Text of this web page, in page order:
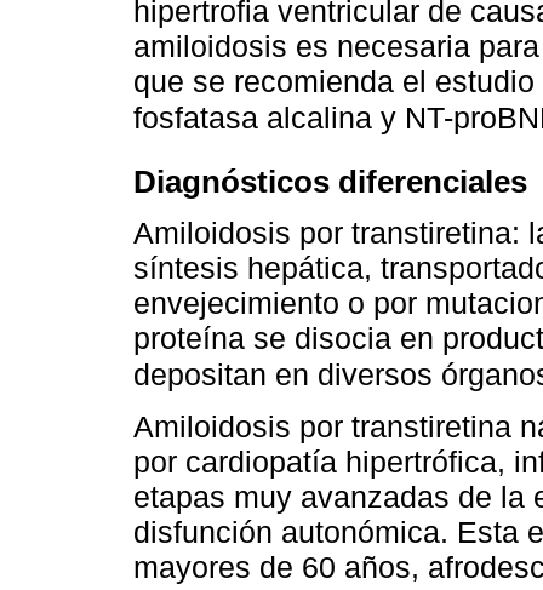
hipertrofia ventricular de
amiloidosis es necesaria
que se recomienda el
fosfatasa alcalina y NT-
Diagnósticos diferenciales
Amiloidosis por transtiretina:
síntesis hepática,
envejecimiento o por
proteína se disocia en
depositan en diversos
Amiloidosis por transtiretina
por cardiopatía hipertrófica,
etapas muy avanzadas de la
disfunción autonómica. Esta
mayores de 60 años,